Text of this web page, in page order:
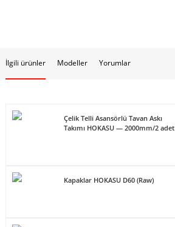
İlgili ürünler Modeller Yorumlar
Çelik Telli Asansörlü Tavan Askı
Takımı HOKASU — 2000mm/2 adet
Kapaklar HOKASU D60 (Raw)